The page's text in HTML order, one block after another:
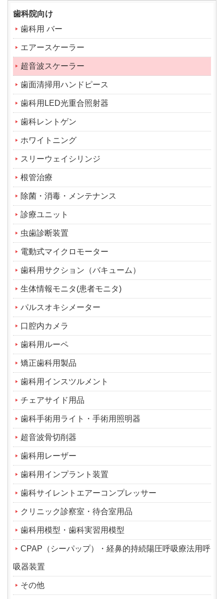
歯科院向け
歯科用 バー
エアースケーラー
超音波スケーラー
歯面清掃用ハンドピース
歯科用LED光重合照射器
歯科レントゲン
ホワイトニング
スリーウェイシリンジ
根管治療
除菌・消毒・メンテナンス
診療ユニット
虫歯診断装置
電動式マイクロモーター
歯科用サクション（バキューム）
生体情報モニタ(患者モニタ)
パルスオキシメーター
口腔内カメラ
歯科用ルーペ
矯正歯科用製品
歯科用インスツルメント
チェアサイド用品
歯科手術用ライト・手術用照明器
超音波骨切削器
歯科用レーザー
歯科用インプラント装置
歯科サイレントエアーコンプレッサー
クリニック診察室・待合室用品
歯科用模型・歯科実習用模型
CPAP（シーパップ）・経鼻的持続陽圧呼吸療法用呼
吸器装置
その他